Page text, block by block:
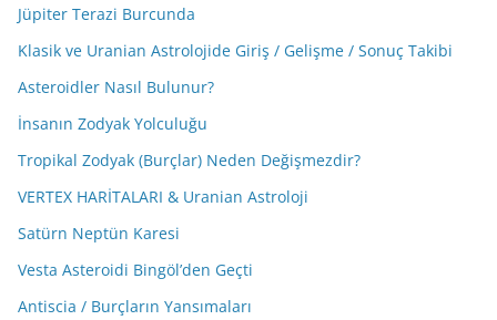
Jüpiter Terazi Burcunda
Klasik ve Uranian Astrolojide Giriş / Gelişme / Sonuç Takibi
Asteroidler Nasıl Bulunur?
İnsanın Zodyak Yolculuğu
Tropikal Zodyak (Burçlar) Neden Değişmezdir?
VERTEX HARİTALARI & Uranian Astroloji
Satürn Neptün Karesi
Vesta Asteroidi Bingöl’den Geçti
Antiscia / Burçların Yansımaları